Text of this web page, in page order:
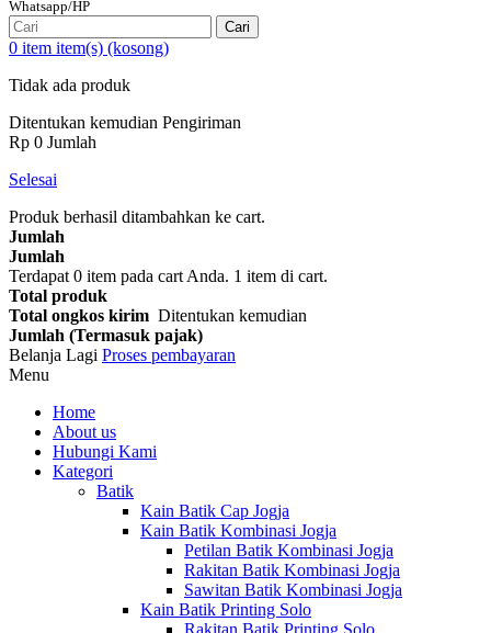
Whatsapp/HP
Cari
0 item item(s) (kosong)
Tidak ada produk
Ditentukan kemudian Pengiriman
Rp‎ 0 Jumlah
Selesai
Produk berhasil ditambahkan ke cart.
Jumlah
Jumlah
Terdapat 0 item pada cart Anda. 1 item di cart.
Total produk
Total ongkos kirim Ditentukan kemudian
Jumlah (Termasuk pajak)
Belanja Lagi Proses pembayaran
Menu
Home
About us
Hubungi Kami
Kategori
Batik
Kain Batik Cap Jogja
Kain Batik Kombinasi Jogja
Petilan Batik Kombinasi Jogja
Rakitan Batik Kombinasi Jogja
Sawitan Batik Kombinasi Jogja
Kain Batik Printing Solo
Rakitan Batik Printing Solo